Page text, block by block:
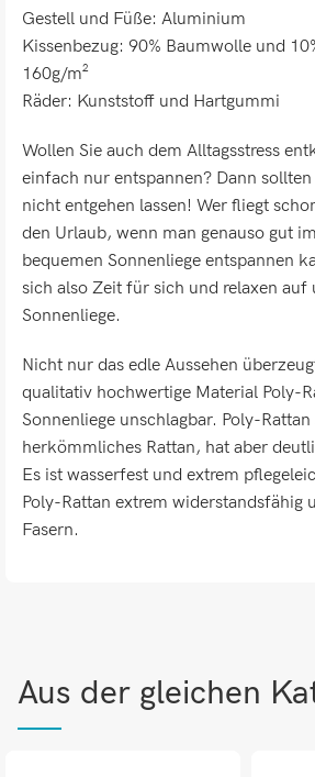
Gestell und Füße: Aluminium
Kissenbezug: 90% Baumwolle und
160g/m²
Räder: Kunststoff und Hartgummi
Wollen Sie auch dem Alltagsstress
einfach nur entspannen? Dann sollten
nicht entgehen lassen! Wer fliegt
den Urlaub, wenn man genauso gut
bequemen Sonnenliege entspannen
sich also Zeit für sich und relaxen auf
Sonnenliege.
Nicht nur das edle Aussehen
qualitativ hochwertige Material Poly-
Sonnenliege unschlagbar. Poly-
herkömmliches Rattan, hat aber
Es ist wasserfest und extrem
Poly-Rattan extrem widerstandsfähig
Fasern.
Aus der gleichen